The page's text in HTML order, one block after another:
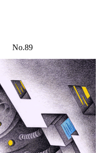
No.89